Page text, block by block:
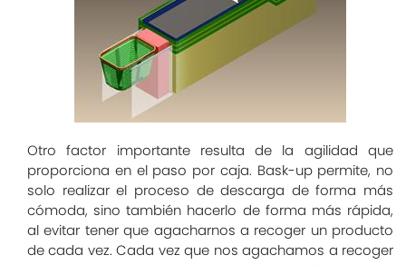
Otro factor importante resulta de la agilidad que
proporciona en el paso por caja. Bask-up permite, no
solo realizar el proceso de descarga de forma más
cómoda, sino también hacerlo de forma más rápida,
al evitar tener que agacharnos a recoger un producto
de cada vez. Cada vez que nos agachamos a recoger